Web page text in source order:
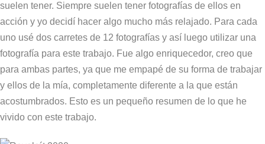
suelen tener. Siempre suelen tener fotografías de ellos en
acción y yo decidí hacer algo mucho más relajado. Para cada
uno usé dos carretes de 12 fotografías y así luego utilizar una
fotografía para este trabajo. Fue algo enriquecedor, creo que
para ambas partes, ya que me empapé de su forma de trabajar
y ellos de la mía, completamente diferente a la que están
acostumbrados. Esto es un pequeño resumen de lo que he
vivido con este trabajo.